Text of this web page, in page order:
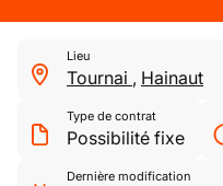
Lieu
Tournai , Hainaut
Type de contrat
Possibilité fixe
Dernière modification